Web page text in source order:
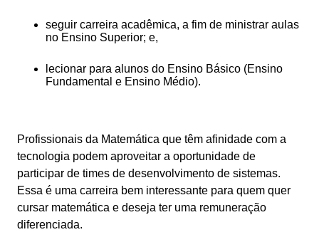
seguir carreira acadêmica, a fim de ministrar aulas
no Ensino Superior; e,
lecionar para alunos do Ensino Básico (Ensino
Fundamental e Ensino Médio).
Profissionais da Matemática que têm afinidade com a
tecnologia podem aproveitar a oportunidade de
participar de times de desenvolvimento de sistemas.
Essa é uma carreira bem interessante para quem quer
cursar matemática e deseja ter uma remuneração
diferenciada.